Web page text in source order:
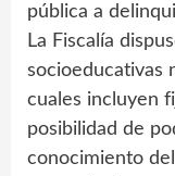
pública a
La Fiscalía
socioeducativas
cuales incluyen
posibilidad de
conocimiento